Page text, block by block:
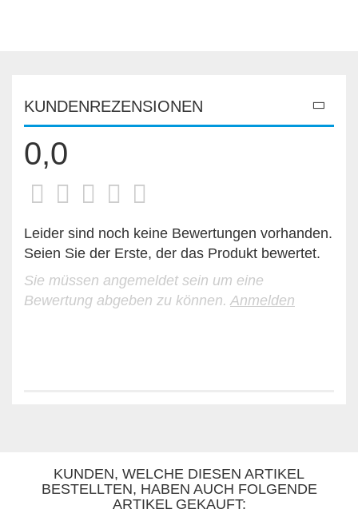
KUNDENREZENSIONEN
0,0
Leider sind noch keine Bewertungen vorhanden.
Seien Sie der Erste, der das Produkt bewertet.
Sie müssen angemeldet sein um eine
Bewertung abgeben zu können. Anmelden
KUNDEN, WELCHE DIESEN ARTIKEL
BESTELLTEN, HABEN AUCH FOLGENDE
ARTIKEL GEKAUFT: